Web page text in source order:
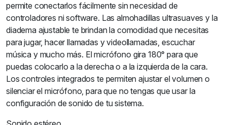
permite conectarlos fácilmente sin necesidad de
controladores ni software. Las almohadillas ultrasuaves y la
diadema ajustable te brindan la comodidad que necesitas
para jugar, hacer llamadas y videollamadas, escuchar
música y mucho más. El micrófono gira 180° para que
puedas colocarlo a la derecha o a la izquierda de la cara.
Los controles integrados te permiten ajustar el volumen o
silenciar el micrófono, para que no tengas que usar la
configuración de sonido de tu sistema.